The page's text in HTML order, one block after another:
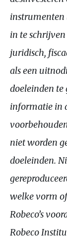
instrumenten
in te
juridisch,
als een
doeleinden te
informatie in
niet worden
doeleinden.
welke vorm
Robeco’s
Robeco